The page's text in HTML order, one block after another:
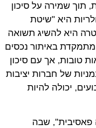
תוך שמירה על סיכון
היא "שיטת
היא להשיג תשואה
מתמקדת באיתור נכסים
טובות, אך עם סיכון
של חברות יציבות
יכולה להיות
פאסיבית", שבה